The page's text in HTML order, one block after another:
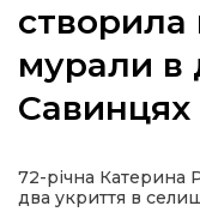
політика
створила
мурали в
Савинцях
72-річна Катерина
два укриття в